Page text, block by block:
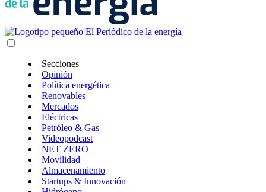
Secciones
Opinión
Política energética
Renovables
Mercados
Eléctricas
Petróleo & Gas
Videopodcast
NET ZERO
Movilidad
Almacenamiento
Startups & Innovación